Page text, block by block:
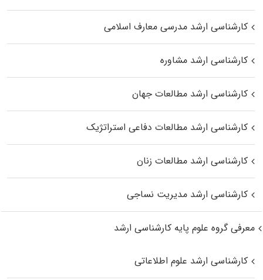
کارشناسی ارشد مدرسی معارف اسلامی
کارشناسی ارشد مشاوره
کارشناسی ارشد مطالعات جهان
کارشناسی ارشد مطالعات دفاعی استراتژیک
کارشناسی ارشد مطالعات زنان
کارشناسی ارشد مدیریت نساجی
معرفی گروه علوم پایه کارشناسی ارشد
کارشناسی ارشد علوم اطلاعاتی